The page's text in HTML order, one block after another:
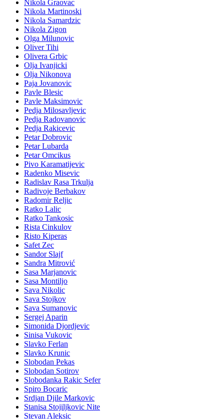
Nikola Graovac
Nikola Martinoski
Nikola Samardzic
Nikola Zigon
Olga Milunovic
Oliver Tihi
Olivera Grbic
Olja Ivanjicki
Olja Nikonova
Paja Jovanovic
Pavle Blesic
Pavle Maksimovic
Pedja Milosavljevic
Pedja Radovanovic
Pedja Rakicevic
Petar Dobrovic
Petar Lubarda
Petar Omcikus
Pivo Karamatijevic
Radenko Misevic
Radislav Rasa Trkulja
Radivoje Berbakov
Radomir Reljic
Ratko Lalic
Ratko Tankosic
Rista Cinkulov
Risto Kiperas
Safet Zec
Sandor Slajf
Sandra Mitrović
Sasa Marjanovic
Sasa Montiljo
Sava Nikolic
Sava Stojkov
Sava Sumanovic
Sergej Aparin
Simonida Djordjevic
Sinisa Vukovic
Slavko Ferlan
Slavko Krunic
Slobodan Pekas
Slobodan Sotirov
Slobodanka Rakic Sefer
Spiro Bocaric
Srdjan Djile Markovic
Stanisa Stojiljkovic Nite
Stevan Aleksic